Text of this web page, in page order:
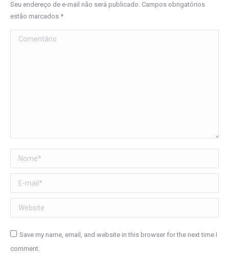
Seu endereço de e-mail não será publicado. Campos obrigatórios
estão marcados *
Comentário
Nome *
E-mail *
Website
Save my name, email, and website in this browser for the next time I
comment.